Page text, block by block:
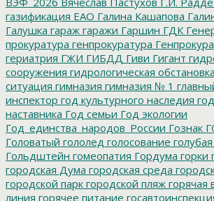
газификация ЕАО Галина Кашапова
Галушка гараж гаражи Гаршин ГДК
прокуратура генпрокуратура
гериатрия ГЖИ ГИБДД Гиви Гигант
сооружения гидрологическая обстановка
ситуация гимназия гимназия № 1
инспектор год культурного наследия
наставника Год семьи Год экологии
Год_единства_народов_России Гознак
Головатый гололед голосование
Гольдштейн гомеопатия Гордума горки
городская Дума городская среда
городской парк городской пляж горячая
линия горячее питание